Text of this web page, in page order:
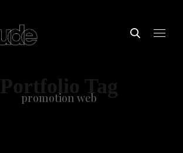
Portfolio Tag
promotion web